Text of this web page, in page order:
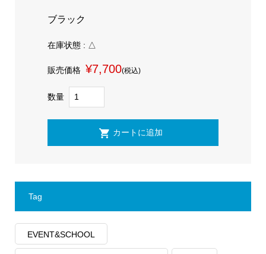
ブラック
在庫状態 : △
販売価格 ¥7,700(税込)
数量
Tag
EVENT&SCHOOL